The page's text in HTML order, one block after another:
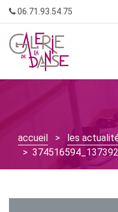
Skip
to
content
06.71.93.54.75
accueil >
les
>